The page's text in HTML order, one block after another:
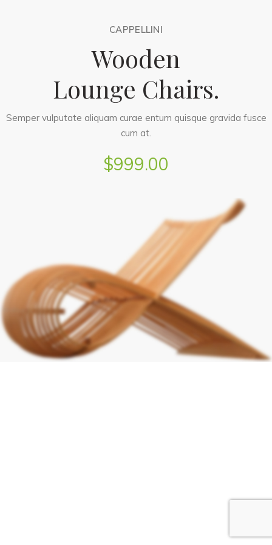
CAPPELLINI
Wooden
Lounge Chairs.
Semper vulputate aliquam curae entum quisque gravida fusce
cum at.
$999.00